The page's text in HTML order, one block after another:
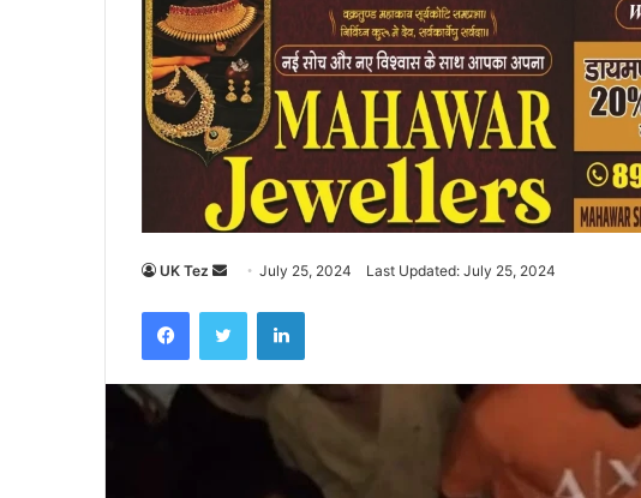
UK Tez
n
d
a
n
July 25, 2024 Last Updated: July 25, 2024